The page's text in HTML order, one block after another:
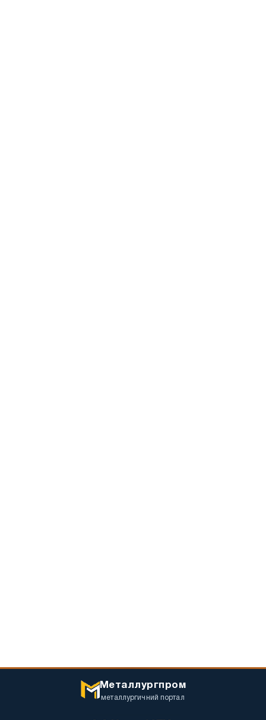
Металлургпром
металлургичний портал